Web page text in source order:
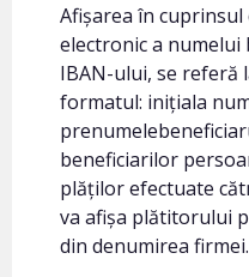
Afișarea în
electronic a numelui
IBAN-ului, se referă
formatul: inițiala
beneficiarilor
plăților efectuate
va afișa plătitorului
din denumirea firmei.